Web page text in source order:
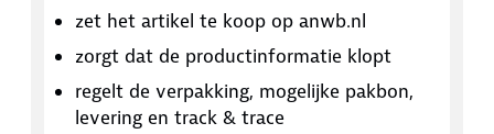
zet het artikel te koop op anwb.nl
zorgt dat de productinformatie klopt
regelt de verpakking, mogelijke pakbon,
levering en track & trace